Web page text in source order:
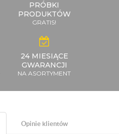
PRÓBKI
PRODUKTÓW
GRATIS!
24 MIESIĄCE
GWARANCJI
NA ASORTYMENT
Opinie klientów